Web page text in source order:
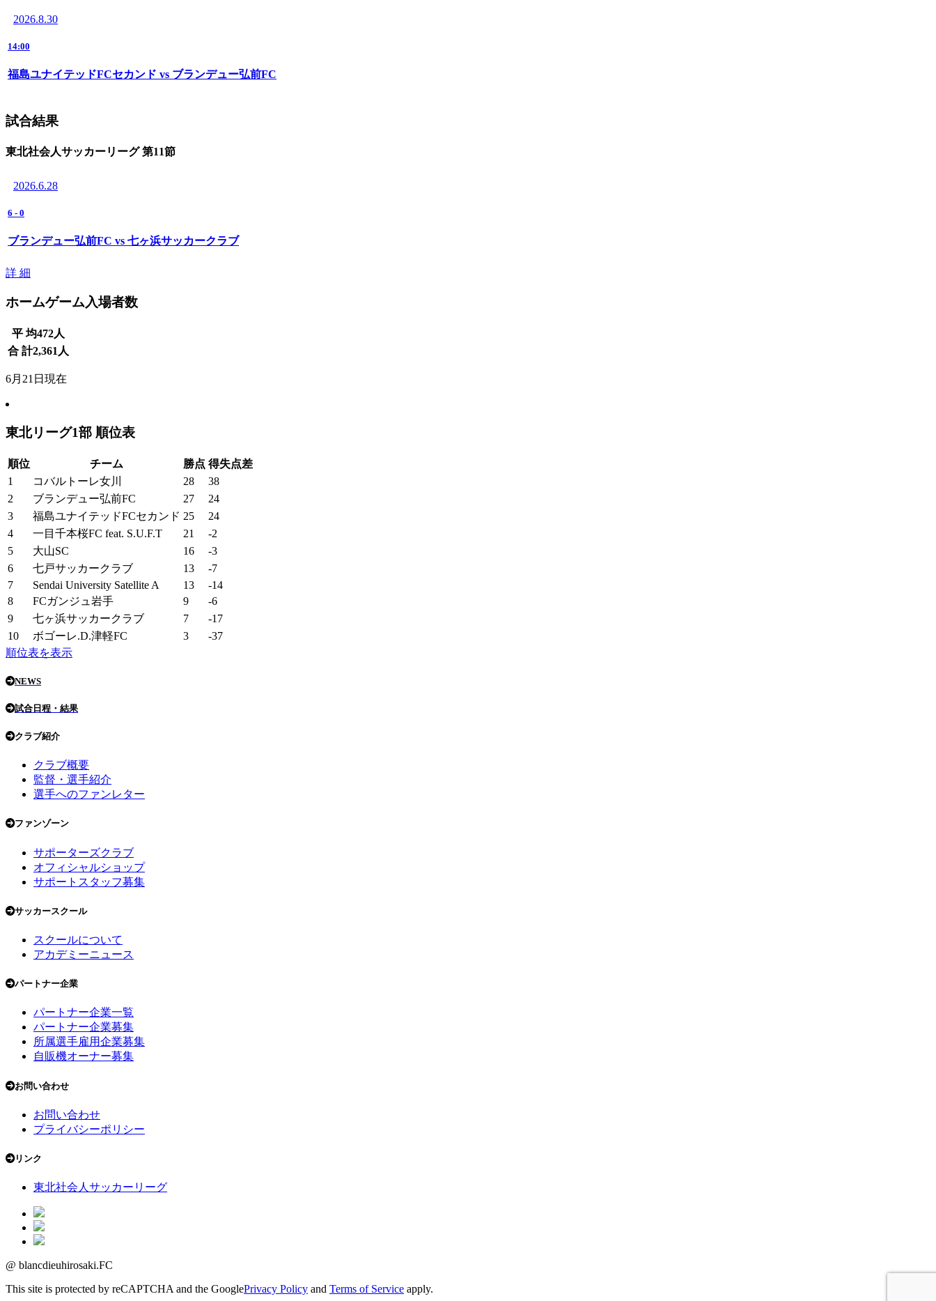
2026.8.30
14:00
福島ユナイテッドFCセカンド vs ブランデュー弘前FC
試合結果
東北社会人サッカーリーグ 第11節
2026.6.28
6 - 0
ブランデュー弘前FC vs 七ヶ浜サッカークラブ
詳 細
ホームゲーム入場者数
平 均472人
合 計2,361 人
6月21日現在
東北リーグ1部 順位表
順位 チーム 勝点 得失点差
1
コバルトーレ女川 28
38
2
ブランデュー弘前FC 27
24
3
福島ユナイテッドFCセカンド 25
24
4
一目千本桜FC feat. S.U.F.T 21
-2
5
大山SC 16
-3
6
七戸サッカークラブ 13
-7
7
Sendai University Satellite A 13
-14
8
FCガンジュ岩手 9
-6
9
七ヶ浜サッカークラブ 7
-17
10
ボゴーレ.D.津軽FC 3
-37
順位表を表示
NEWS
試合日程・結果
クラブ紹介
クラブ概要
監督・選手紹介
選手へのファンレター
ファンゾーン
サポーターズクラブ
オフィシャルショップ
サポートスタッフ募集
サッカースクール
スクールについて
アカデミーニュース
パートナー企業
パートナー企業一覧
パートナー企業募集
所属選手雇用企業募集
自販機オーナー募集
お問い合わせ
お問い合わせ
プライバシーポリシー
リンク
東北社会人サッカーリーグ
@ blancdieuhirosaki.FC
This site is protected by reCAPTCHA and the GooglePrivacy Policy and Terms of Service apply.